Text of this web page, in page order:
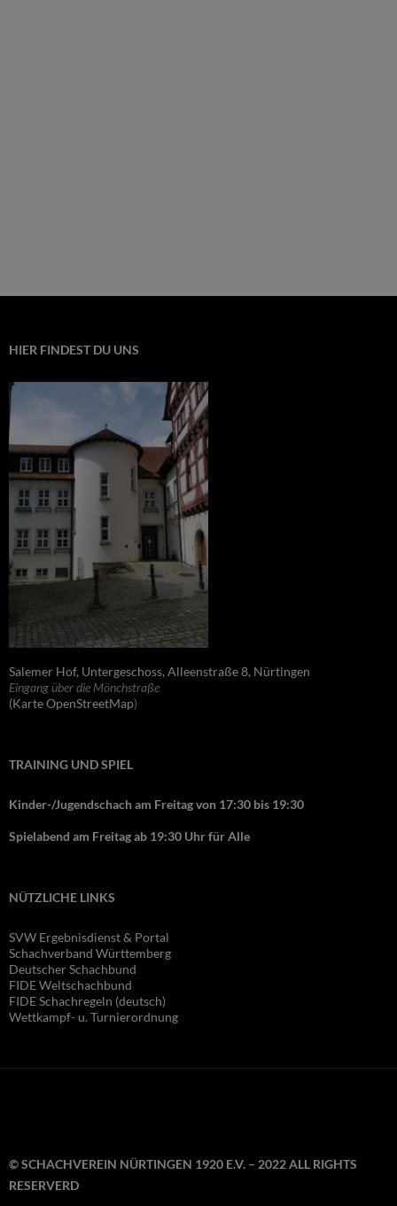
HIER FINDEST DU UNS
Salemer Hof, Untergeschoss, Alleenstraße 8, Nürtingen
Eingang über die Mönchstraße
(Karte OpenStreetMap)
TRAINING UND SPIEL
Kinder-/Jugendschach am Freitag von 17:30 bis 19:30
Spielabend am Freitag ab 19:30 Uhr für Alle
NÜTZLICHE LINKS
SVW Ergebnisdienst & Portal
Schachverband Württemberg
Deutscher Schachbund
FIDE Weltschachbund
FIDE Schachregeln (deutsch)
Wettkampf- u. Turnierordnung
© SCHACHVEREIN NÜRTINGEN 1920 E.V. – 2022 ALL RIGHTS
RESERVERD